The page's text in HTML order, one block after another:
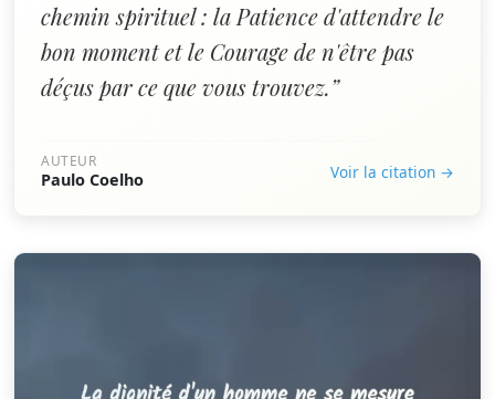
chemin spirituel : la Patience d'attendre le
bon moment et le Courage de n'être pas
déçus par ce que vous trouvez.”
AUTEUR
Paulo Coelho Voir la citation →